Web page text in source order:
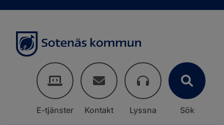
E-tjänster Kontakt Lyssna Sök